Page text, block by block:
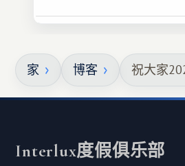
家 博客 祝大家
Interlux度假俱乐部